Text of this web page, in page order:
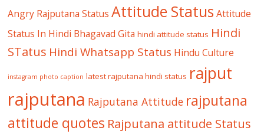
Angry Rajputana Status Attitude Status Attitude
Status In Hindi Bhagavad Gita hindi attitude status Hindi
STatus Hindi Whatsapp Status Hindu Culture
instagram photo caption latest rajputana hindi status rajput
rajputana Rajputana Attitude rajputana
attitude quotes Rajputana attitude Status